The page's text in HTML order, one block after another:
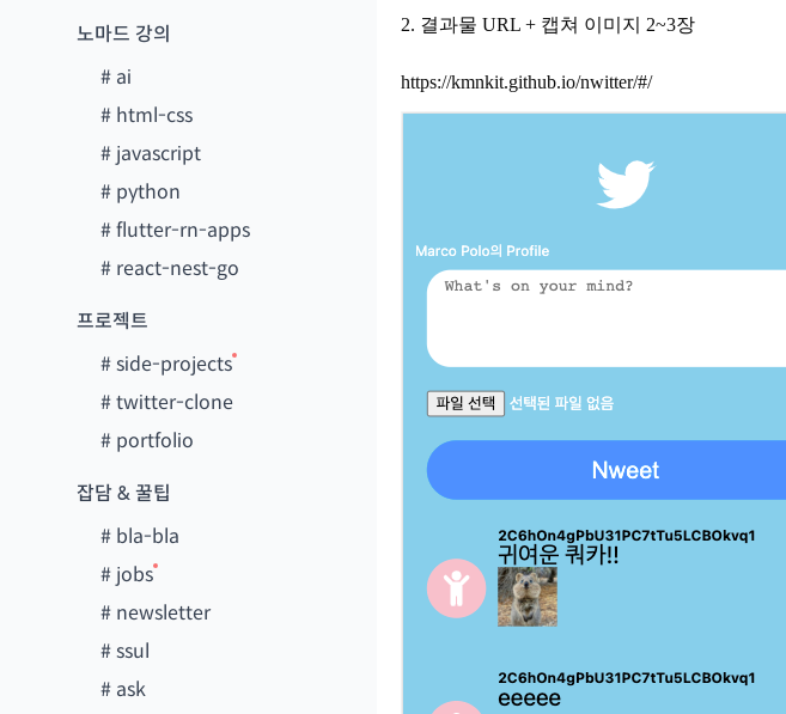
노마드 강의
# ai
# html-css
# javascript
# python
#flutter-rn-apps
# react-nest-go
프로젝트
#side-projects
#twitter-clone
# portfolio
잡담 & 꿀팁
# bla-bla
# jobs
# newsletter
#ssul
# ask
2. 결과물 URL + 캡쳐 이미지 2~3장
https://kmnkit.github.io/nwitter/#/